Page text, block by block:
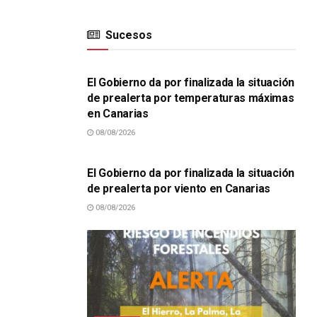
Sucesos
SUCESOS
El Gobierno da por finalizada la situación
de prealerta por temperaturas máximas
en Canarias
08/08/2026
El Gobierno da por finalizada la situación
de prealerta por viento en Canarias
08/08/2026